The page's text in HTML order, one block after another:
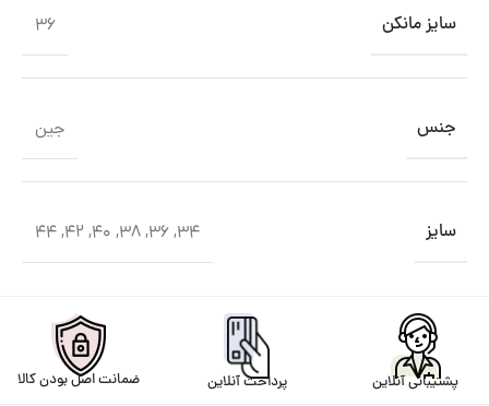
سایز مانکن 36
جنس جین
سایز 34
,
36
,
38
,
40
,
42
,
44
پشتیبانی آنلاین پرداخت آنلاین ضمانت اصل بودن کالا